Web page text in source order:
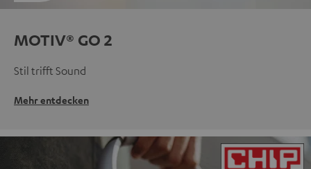
MOTIV® GO 2
Stil trifft Sound
Mehr entdecken